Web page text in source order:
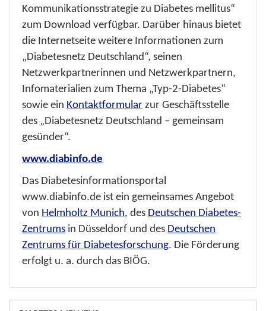
Kommunikationsstrategie zu Diabetes mellitus“
zum Download verfügbar. Darüber hinaus bietet
die Internetseite weitere Informationen zum
„Diabetesnetz Deutschland“, seinen
Netzwerkpartnerinnen und Netzwerkpartnern,
Infomaterialien zum Thema „Typ-2-Diabetes“
sowie ein Kontaktformular zur Geschäftsstelle
des „Diabetesnetz Deutschland – gemeinsam
gesünder“.
www.diabinfo.de
Das Diabetesinformationsportal
www.diabinfo.de ist ein gemeinsames Angebot
von Helmholtz Munich, des Deutschen Diabetes-
Zentrums in Düsseldorf und des Deutschen
Zentrums für Diabetesforschung. Die Förderung
erfolgt u. a. durch das BIÖG.